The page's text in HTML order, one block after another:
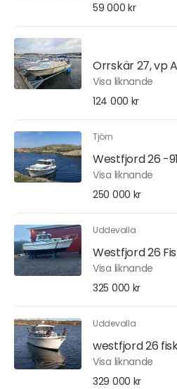
59 000 kr
Orrskär 27, vp
Visa liknande
124 000 kr
Tjörn
Westfjord 26 -91
Visa liknande
250 000 kr
Uddevalla
Westfjord 26
Visa liknande
325 000 kr
Uddevalla
westfjord 26
Visa liknande
329 000 kr